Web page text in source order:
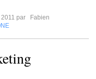
2011 par
Fabien